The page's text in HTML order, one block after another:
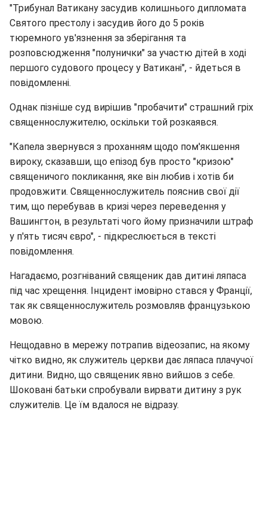
"Трибунал Ватикану засудив колишнього дипломата
Святого престолу і засудив його до 5 років
тюремного ув'язнення за зберігання та
розповсюдження "полунички" за участю дітей в ході
першого судового процесу у Ватикані", - йдеться в
повідомленні.
Однак пізніше суд вирішив "пробачити" страшний гріх
священнослужителю, оскільки той розкаявся.
"Капела звернувся з проханням щодо пом'якшення
вироку, сказавши, що епізод був просто "кризою"
священичого покликання, яке він любив і хотів би
продовжити. Священнослужитель пояснив свої дії
тим, що перебував в кризі через переведення у
Вашингтон, в результаті чого йому призначили штраф
у п'ять тисяч євро", - підкреслюється в тексті
повідомлення.
Нагадаємо, розгніваний священик дав дитині ляпаса
під час хрещення. Інцидент імовірно стався у Франції,
так як священнослужитель розмовляв французькою
мовою.
Нещодавно в мережу потрапив відеозапис, на якому
чітко видно, як служитель церкви дає ляпаса плачучої
дитини. Видно, що священик явно вийшов з себе.
Шоковані батьки спробували вирвати дитину з рук
служителів. Це їм вдалося не відразу.